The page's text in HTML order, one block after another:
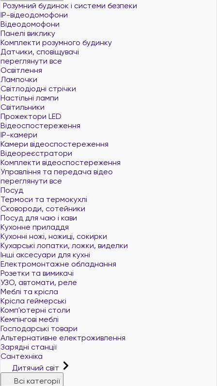
Розумний будинок і системи безпеки
IP-відеодомофони
Відеодомофони
Панелі виклику
Комплекти розумного будинку
Датчики, сповіщувачі
переглянути все
Освітлення
Лампочки
Світлодіодні стрічки
Настільні лампи
Світильники
Прожектори LED
Відеоспостереження
IP-камери
Камери відеоспостереження
Відеореєстратори
Комплекти відеоспостереження
Управління та передача відео
переглянути все
Посуд
Термоси та термокухлі
Сковороди, сотейники
Посуд для чаю і кави
Кухонне приладдя
Кухонні ножі, ножиці, сокирки
Кухарські лопатки, ложки, виделки
Інші аксесуари для кухні
Електромонтажне обладнання
Розетки та вимикачі
УЗО, автомати, реле
Меблі та крісла
Крісла геймерські
Комп'ютерні столи
Кемпінгові меблі
Господарські товари
Альтернативне електроживлення
Зарядні станції
Сантехніка
Дитячий світ
Всі категорії